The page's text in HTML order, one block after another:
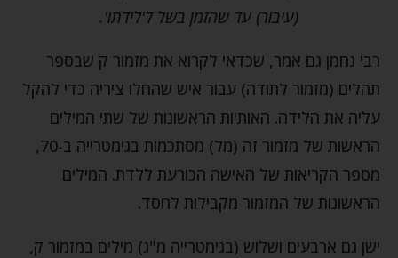
(עיבור) עד שהזמן בשל ל'לידתו'.
רבי נחמן גם אמר, שכדאי לקרוא את מזמור ק שבספר
תהלים (מזמור לתודה) עבור איש שהחלו ציריה כדי להקל
עליה את הלידה. האותיות הראשונות של שתי המילים
הראשות של מזמור זה (מל) מסתכמות בגימטרייה ב-70,
מספר הקריאות של האישה הכורעת ללדת. המילים
הראשונות של המזמור מקבילות לחסד.
ישן גם ארבעים ושלוש (בגימטרייה מ"ג) מילים במזמור ק,